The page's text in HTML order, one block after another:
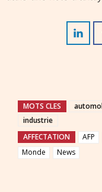
MOTS CLES
industrie
AFFECTATION
AFP
Monde
News